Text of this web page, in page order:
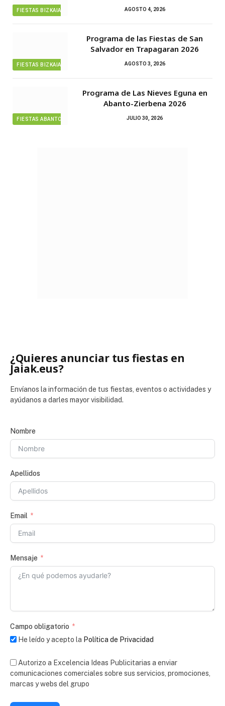
FIESTAS BIZKAIA AGOSTO 4, 2026
FIESTAS BIZKAIA
Programa de las Fiestas de San
Salvador en Trapagaran 2026
AGOSTO 3, 2026
FIESTAS ABANTO ZIERBENA
Programa de Las Nieves Eguna en
Abanto-Zierbena 2026
JULIO 30, 2026
¿Quieres anunciar tus fiestas en
Jaiak.eus?
Envíanos la información de tus fiestas, eventos o actividades y
ayúdanos a darles mayor visibilidad.
Nombre
Apellidos
Email
Mensaje
Campo obligatorio
He leído y acepto la Política de Privacidad
Autorizo a Excelencia Ideas Publicitarias a enviar
comunicaciones comerciales sobre sus servicios, promociones,
marcas y webs del grupo